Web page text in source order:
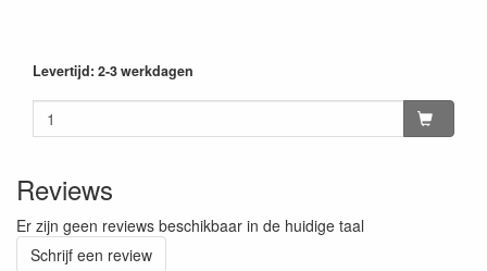
Levertijd: 2-3 werkdagen
Reviews
Er zijn geen reviews beschikbaar in de huidige taal
Schrijf een review